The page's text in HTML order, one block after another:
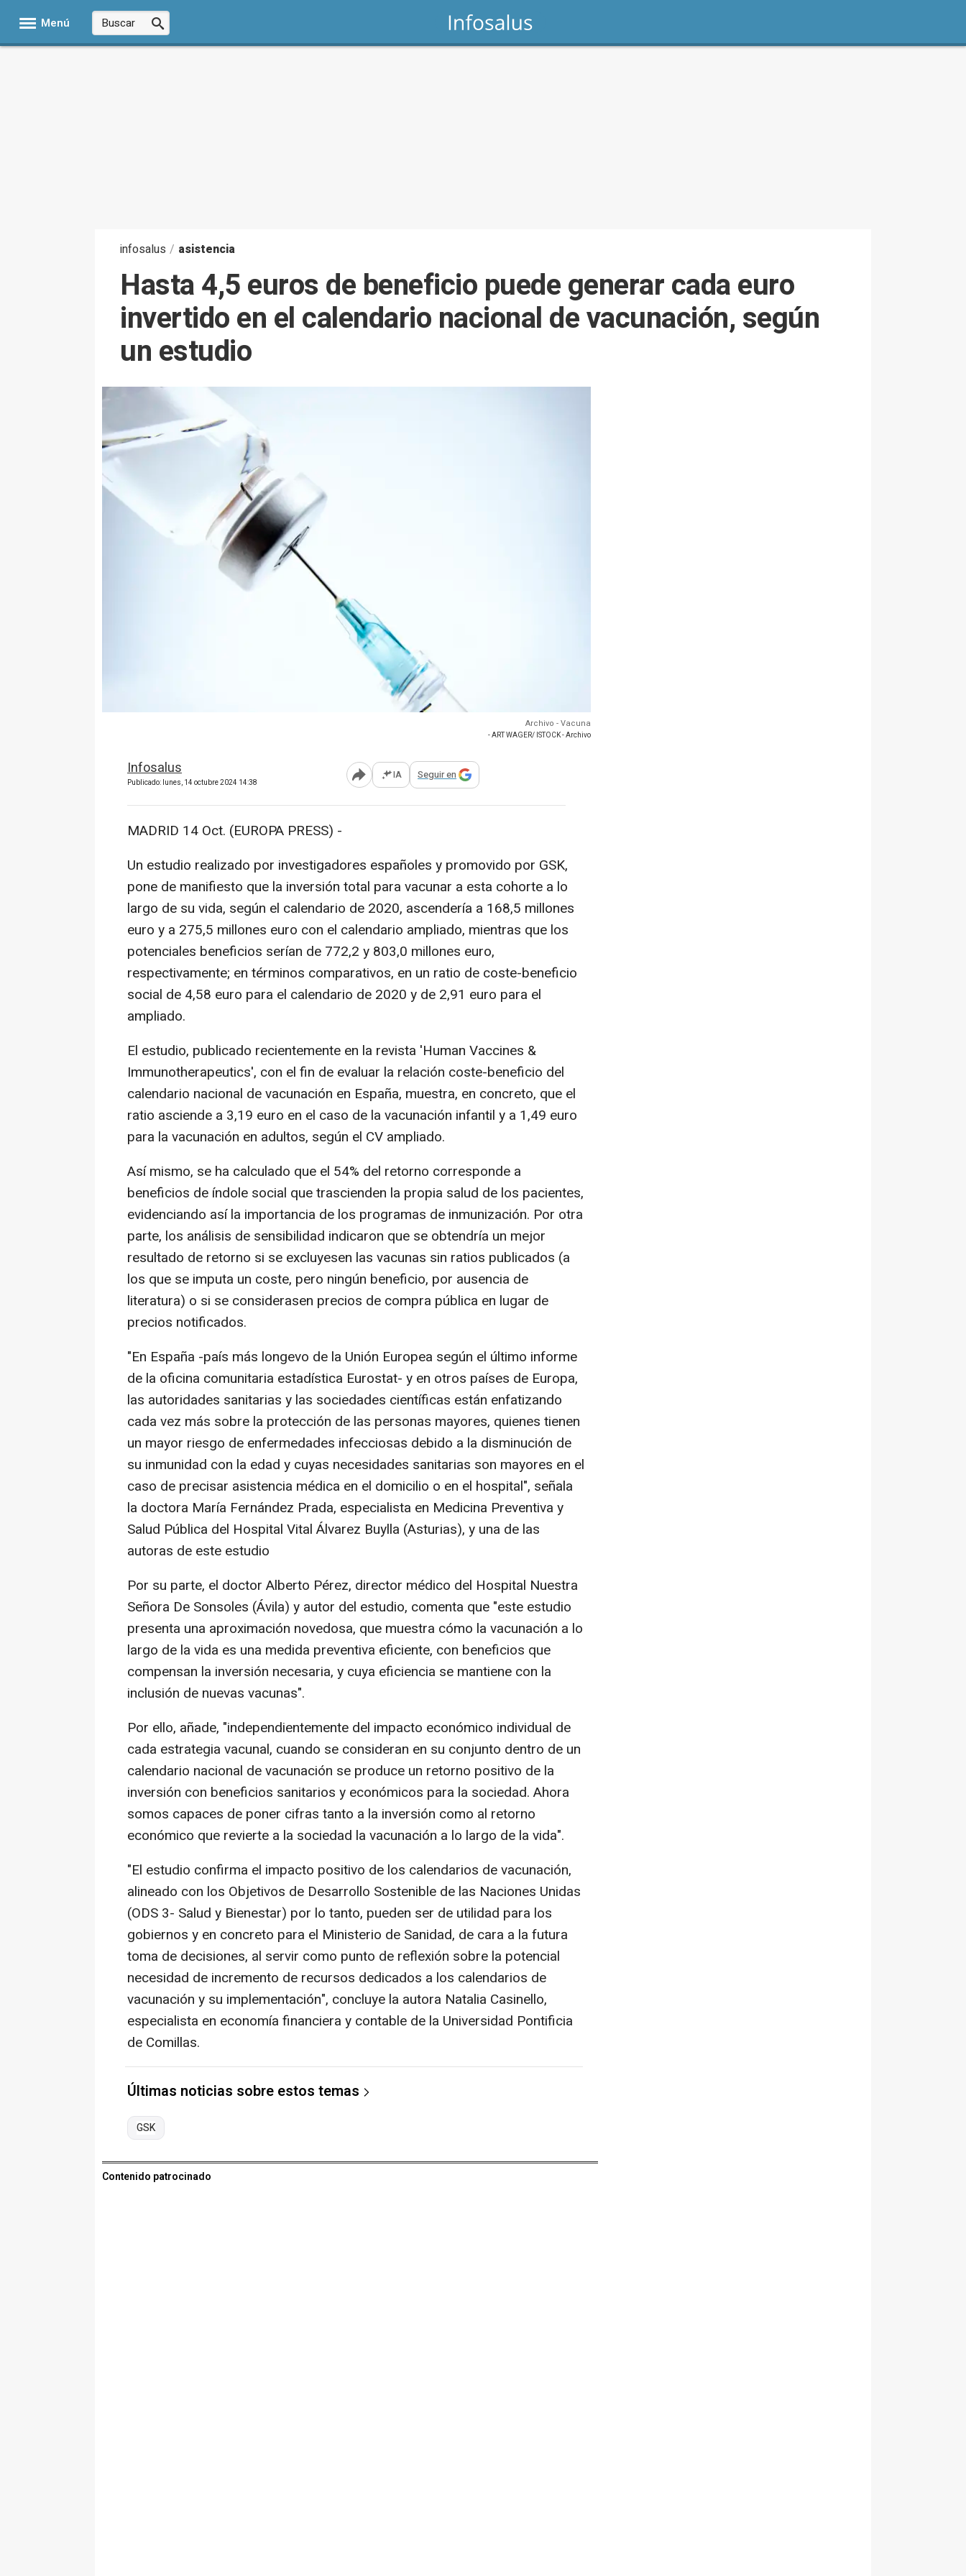
Menú
infosalus / asistencia
Hasta 4,5 euros de beneficio puede generar cada euro
invertido en el calendario nacional de vacunación, según
un estudio
Archivo - Vacuna
- ART WAGER/ ISTOCK - Archivo
Infosalus
Publicado: lunes, 14 octubre 2024 14:38 Abrir opciones para compartir
IA Seguir en
MADRID 14 Oct. (EUROPA PRESS) -
Un estudio realizado por investigadores españoles y promovido por GSK,
pone de manifiesto que la inversión total para vacunar a esta cohorte a lo
largo de su vida, según el calendario de 2020, ascendería a 168,5 millones
euro y a 275,5 millones euro con el calendario ampliado, mientras que los
potenciales beneficios serían de 772,2 y 803,0 millones euro,
respectivamente; en términos comparativos, en un ratio de coste-beneficio
social de 4,58 euro para el calendario de 2020 y de 2,91 euro para el
ampliado.
El estudio, publicado recientemente en la revista 'Human Vaccines &
Immunotherapeutics', con el fin de evaluar la relación coste-beneficio del
calendario nacional de vacunación en España, muestra, en concreto, que el
ratio asciende a 3,19 euro en el caso de la vacunación infantil y a 1,49 euro
para la vacunación en adultos, según el CV ampliado.
Así mismo, se ha calculado que el 54% del retorno corresponde a
beneficios de índole social que trascienden la propia salud de los pacientes,
evidenciando así la importancia de los programas de inmunización. Por otra
parte, los análisis de sensibilidad indicaron que se obtendría un mejor
resultado de retorno si se excluyesen las vacunas sin ratios publicados (a
los que se imputa un coste, pero ningún beneficio, por ausencia de
literatura) o si se considerasen precios de compra pública en lugar de
precios notificados.
"En España -país más longevo de la Unión Europea según el último informe
de la oficina comunitaria estadística Eurostat- y en otros países de Europa,
las autoridades sanitarias y las sociedades científicas están enfatizando
cada vez más sobre la protección de las personas mayores, quienes tienen
un mayor riesgo de enfermedades infecciosas debido a la disminución de
su inmunidad con la edad y cuyas necesidades sanitarias son mayores en el
caso de precisar asistencia médica en el domicilio o en el hospital", señala
la doctora María Fernández Prada, especialista en Medicina Preventiva y
Salud Pública del Hospital Vital Álvarez Buylla (Asturias), y una de las
autoras de este estudio
Por su parte, el doctor Alberto Pérez, director médico del Hospital Nuestra
Señora De Sonsoles (Ávila) y autor del estudio, comenta que "este estudio
presenta una aproximación novedosa, que muestra cómo la vacunación a lo
largo de la vida es una medida preventiva eficiente, con beneficios que
compensan la inversión necesaria, y cuya eficiencia se mantiene con la
inclusión de nuevas vacunas".
Por ello, añade, "independientemente del impacto económico individual de
cada estrategia vacunal, cuando se consideran en su conjunto dentro de un
calendario nacional de vacunación se produce un retorno positivo de la
inversión con beneficios sanitarios y económicos para la sociedad. Ahora
somos capaces de poner cifras tanto a la inversión como al retorno
económico que revierte a la sociedad la vacunación a lo largo de la vida".
"El estudio confirma el impacto positivo de los calendarios de vacunación,
alineado con los Objetivos de Desarrollo Sostenible de las Naciones Unidas
(ODS 3- Salud y Bienestar) por lo tanto, pueden ser de utilidad para los
gobiernos y en concreto para el Ministerio de Sanidad, de cara a la futura
toma de decisiones, al servir como punto de reflexión sobre la potencial
necesidad de incremento de recursos dedicados a los calendarios de
vacunación y su implementación", concluye la autora Natalia Casinello,
especialista en economía financiera y contable de la Universidad Pontificia
de Comillas.
Últimas noticias sobre estos temas
GSK
Contenido patrocinado